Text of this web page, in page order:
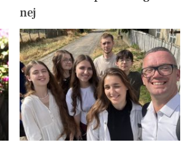
nej